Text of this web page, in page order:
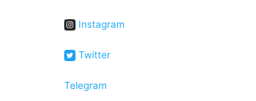
Instagram
Twitter
Telegram